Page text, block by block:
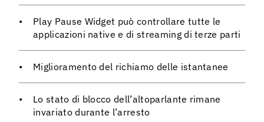
Play Pause Widget può controllare tutte le
applicazioni native e di streaming di terze parti
Miglioramento del richiamo delle istantanee
Lo stato di blocco dell’altoparlante rimane
invariato durante l’arresto